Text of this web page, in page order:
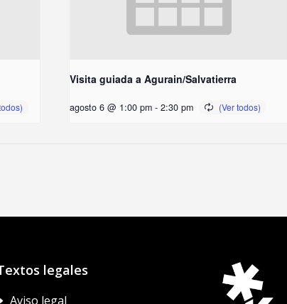
Visita guiada a Agurain/Salvatierra
agosto 6 @ 1:00 pm - 2:30 pm
legales
E Aviso legal